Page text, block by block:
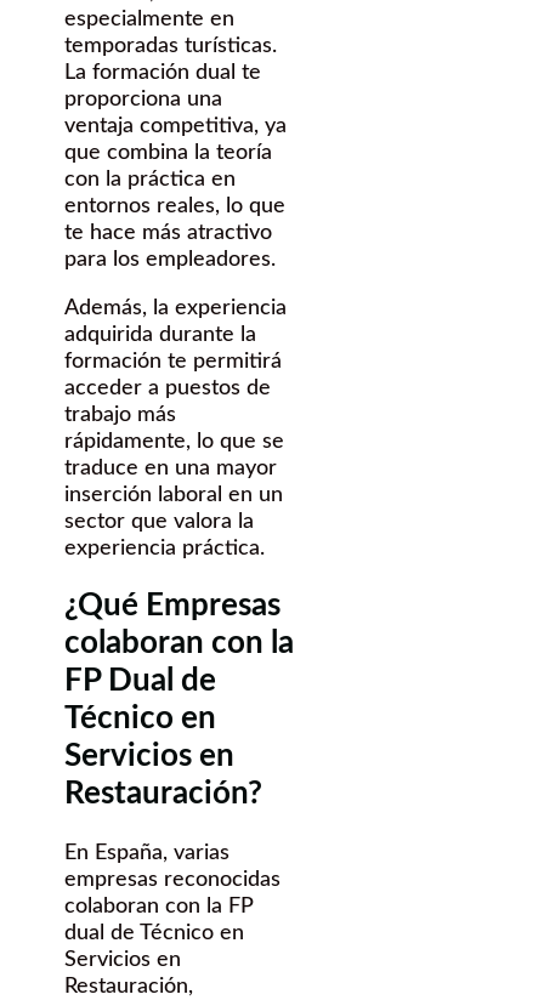
especialmente en
temporadas turísticas.
La formación dual te
proporciona una
ventaja competitiva, ya
que combina la teoría
con la práctica en
entornos reales, lo que
te hace más atractivo
para los empleadores.
Además, la experiencia
adquirida durante la
formación te permitirá
acceder a puestos de
trabajo más
rápidamente, lo que se
traduce en una mayor
inserción laboral en un
sector que valora la
experiencia práctica.
¿Qué Empresas
colaboran con la
FP Dual de
Técnico en
Servicios en
Restauración?
En España, varias
empresas reconocidas
colaboran con la FP
dual de Técnico en
Servicios en
Restauración,